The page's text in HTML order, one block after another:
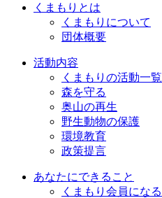
くまもりとは
くまもりについて
団体概要
活動内容
くまもりの活動一覧
森を守る
奥山の再生
野生動物の保護
環境教育
政策提言
あなたにできること
くまもり会員になる